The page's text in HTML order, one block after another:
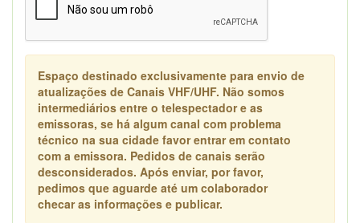
Espaço destinado exclusivamente para envio de
atualizações de Canais VHF/UHF. Não somos
intermediários entre o telespectador e as
emissoras, se há algum canal com problema
técnico na sua cidade favor entrar em contato
com a emissora. Pedidos de canais serão
desconsiderados. Após enviar, por favor,
pedimos que aguarde até um colaborador
checar as informações e publicar.